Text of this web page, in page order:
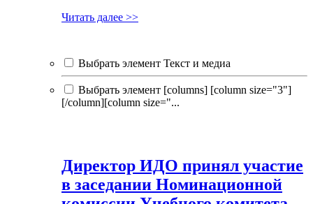
Читать далее >>
Выбрать элемент Текст и медиа
Выбрать элемент [columns] [column size="3"]
[/column][column size="...
Директор ИДО принял участие
в заседании Номинационной